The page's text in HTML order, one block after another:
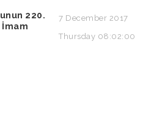
220.
İmam
7 December 2017
Thursday 08:02:00